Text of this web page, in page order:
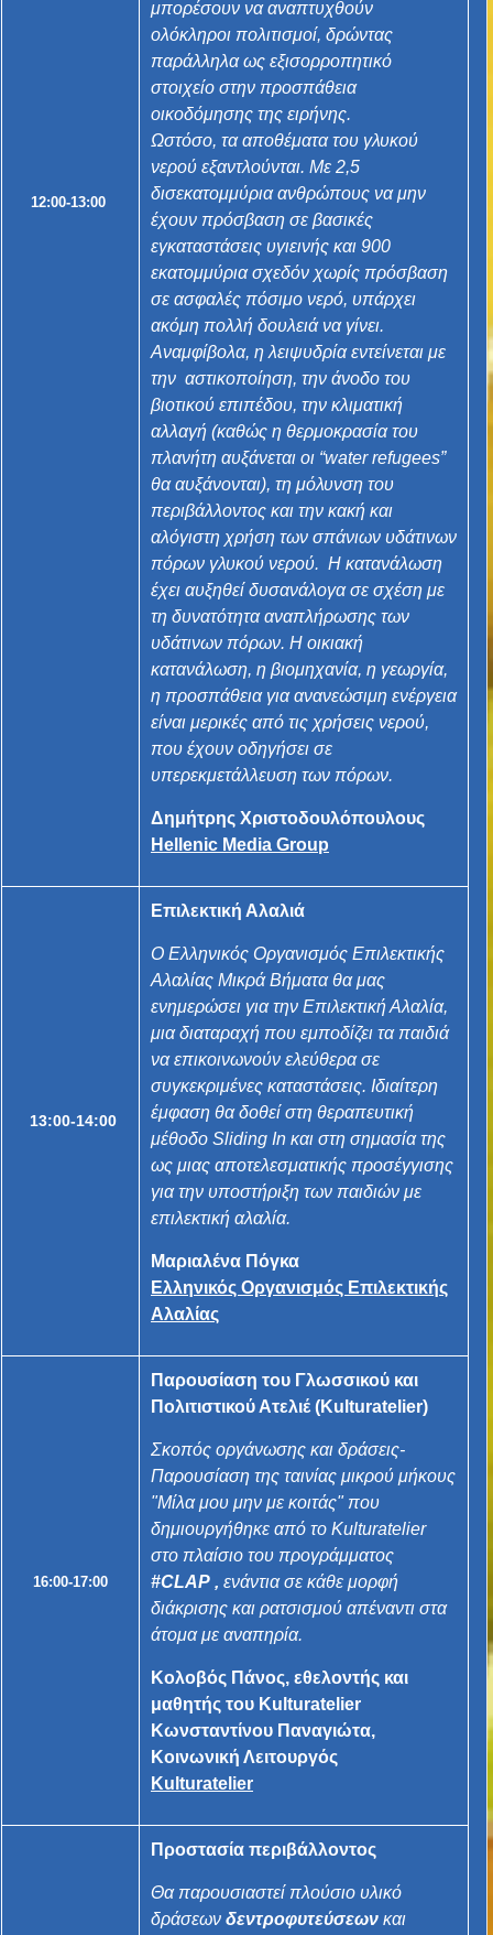
12:00-13:00
μπορέσουν να αναπτυχθούν
ολόκληροι πολιτισμοί, δρώντας
παράλληλα ως εξισορροπητικό
στοιχείο στην προσπάθεια
οικοδόμησης της ειρήνης.
Ωστόσο, τα αποθέματα του γλυκού
νερού εξαντλούνται. Με 2,5
δισεκατομμύρια ανθρώπους να μην
έχουν πρόσβαση σε βασικές
εγκαταστάσεις υγιεινής και 900
εκατομμύρια σχεδόν χωρίς πρόσβαση
σε ασφαλές πόσιμο νερό, υπάρχει
ακόμη πολλή δουλειά να γίνει.
Αναμφίβολα, η λειψυδρία εντείνεται με
την αστικοποίηση, την άνοδο του
βιοτικού επιπέδου, την κλιματική
αλλαγή (καθώς η θερμοκρασία του
πλανήτη αυξάνεται οι “water refugees”
θα αυξάνονται), τη μόλυνση του
περιβάλλοντος και την κακή και
αλόγιστη χρήση των σπάνιων υδάτινων
πόρων γλυκού νερού. Η κατανάλωση
έχει αυξηθεί δυσανάλογα σε σχέση με
τη δυνατότητα αναπλήρωσης των
υδάτινων πόρων. Η οικιακή
κατανάλωση, η βιομηχανία, η γεωργία,
η προσπάθεια για ανανεώσιμη ενέργεια
είναι μερικές από τις χρήσεις νερού,
που έχουν οδηγήσει σε
υπερεκμετάλλευση των πόρων.
Δημήτρης Χριστοδουλόπουλους
Hellenic Media Group
13:00-14:00
Επιλεκτική Αλαλιά
Ο Ελληνικός Οργανισμός Επιλεκτικής
Αλαλίας Μικρά Βήματα θα μας
ενημερώσει για την Επιλεκτική Αλαλία,
μια διαταραχή που εμποδίζει τα παιδιά
να επικοινωνούν ελεύθερα σε
συγκεκριμένες καταστάσεις. Ιδιαίτερη
έμφαση θα δοθεί στη θεραπευτική
μέθοδο Sliding In και στη σημασία της
ως μιας αποτελεσματικής προσέγγισης
για την υποστήριξη των παιδιών με
επιλεκτική αλαλία.
Μαριαλένα Πόγκα
Ελληνικός Οργανισμός Επιλεκτικής
Αλαλίας
16:00-17:00
Παρουσίαση του Γλωσσικού και
Πολιτιστικού Ατελιέ (Kulturatelier)
Σκοπός οργάνωσης και δράσεις-
Παρουσίαση της ταινίας μικρού μήκους
"Μίλα μου μην με κοιτάς" που
δημιουργήθηκε από το Kulturatelier
στο πλαίσιο του προγράμματος
#CLAP , ενάντια σε κάθε μορφή
διάκρισης και ρατσισμού απέναντι στα
άτομα με αναπηρία.
Κολοβός Πάνος, εθελοντής και
μαθητής του Kulturatelier
Κωνσταντίνου Παναγιώτα,
Κοινωνική Λειτουργός
Kulturatelier
Προστασία περιβάλλοντος
Θα παρουσιαστεί πλούσιο υλικό
δράσεων δεντροφυτεύσεων και